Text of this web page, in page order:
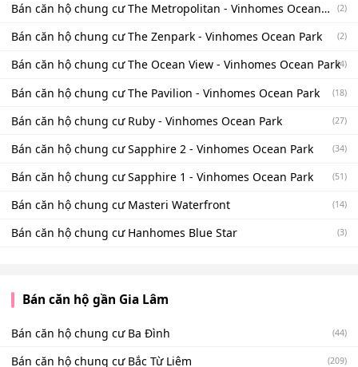
Bán căn hộ chung cư The Metropolitan - Vinhomes Ocean
(2)
Bán căn hộ chung cư The Zenpark - Vinhomes Ocean Park (2)
Bán căn hộ chung cư The Ocean View - Vinhomes Ocean Park(4)
Bán căn hộ chung cư The Pavilion - Vinhomes Ocean Park (18)
Bán căn hộ chung cư Ruby - Vinhomes Ocean Park (27)
Bán căn hộ chung cư Sapphire 2 - Vinhomes Ocean Park (34)
Bán căn hộ chung cư Sapphire 1 - Vinhomes Ocean Park (51)
Bán căn hộ chung cư Masteri Waterfront (14)
Bán căn hộ chung cư Hanhomes Blue Star (3)
Bán căn hộ gần Gia Lâm
Bán căn hộ chung cư Ba Đình (44)
Bán căn hộ chung cư Bắc Từ Liêm (209)